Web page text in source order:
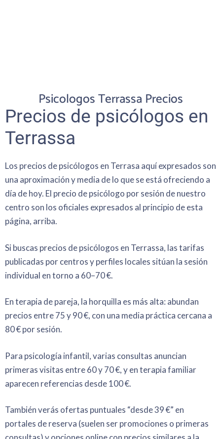
Psicologos Terrassa Precios
Precios de psicólogos en
Terrassa
Los precios de psicólogos en Terrasa aquí expresados son
una aproximación y media de lo que se está ofreciendo a
día de hoy. El precio de psicólogo por sesión de nuestro
centro son los oficiales expresados al principio de esta
página, arriba.
Si buscas precios de psicólogos en Terrassa, las tarifas
publicadas por centros y perfiles locales sitúan la sesión
individual en torno a 60–70 €.
En terapia de pareja, la horquilla es más alta: abundan
precios entre 75 y 90 €, con una media práctica cercana a
80 € por sesión.
Para psicología infantil, varias consultas anuncian
primeras visitas entre 60 y 70 €, y en terapia familiar
aparecen referencias desde 100 €.
También verás ofertas puntuales “desde 39 €” en
portales de reserva (suelen ser promociones o primeras